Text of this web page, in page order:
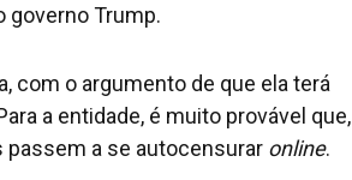
governo Trump.
com o argumento de que ela terá
a entidade, é muito provável que,
a se autocensurar online.